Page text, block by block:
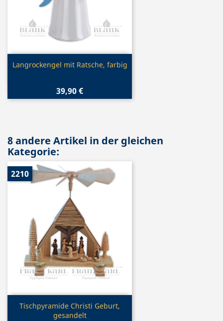
Vorschau
Langrockengel mit Ratsche, farbig
39,90 €
8 andere Artikel in der gleichen
Kategorie:
Vorschau
Tischpyramide Christi Geburt,
gesandelt
2210